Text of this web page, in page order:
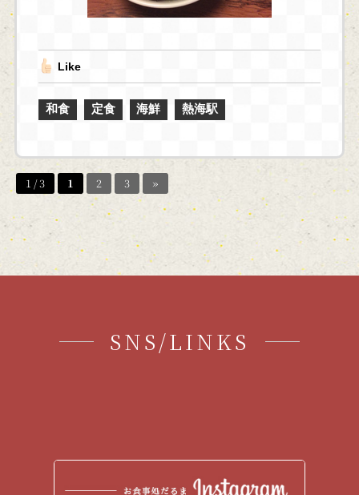
Like
和食 定食 海鮮 熱海駅
1 / 3 1 2 3 »
SNS/LINKS